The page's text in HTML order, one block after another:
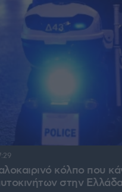
κόλπο που
στην Ελλάδα